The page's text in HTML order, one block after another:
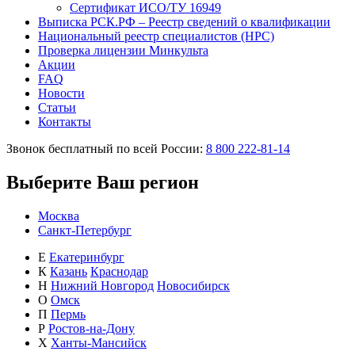
Сертификат ИСО/ТУ 16949
Выписка РСК.РФ – Реестр сведений о квалификации
Национальный реестр специалистов (НРС)
Проверка лицензии Минкульта
Акции
FAQ
Новости
Статьи
Контакты
Звонок бесплатный по всей России: 8 800 222-81-14
Выберите Ваш регион
Москва
Санкт-Петербург
Е Екатеринбург
К Казань Краснодар
Н Нижний Новгород Новосибирск
О Омск
П Пермь
Р Ростов-на-Дону
Х Ханты-Мансийск